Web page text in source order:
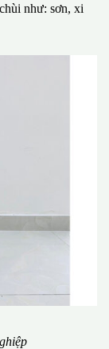
như: sơn, xi